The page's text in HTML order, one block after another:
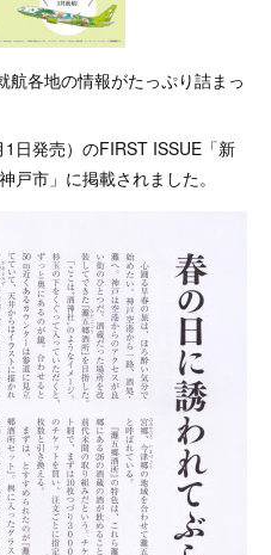
航各地の情報がたっぷり詰まっ
日発売）のFIRST ISSUE「新
戸市」に掲載されました。